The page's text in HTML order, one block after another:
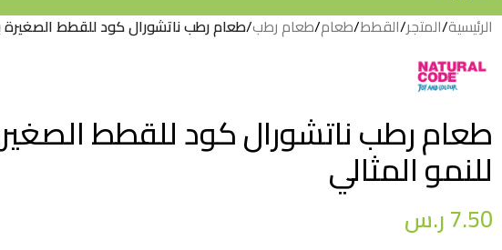
الرئيسية/المتجر/القطط/طعام/طعام رطب/طعام رطب ناتشورال كود للقطط الصغيرة بالتونة – 70 جرام |
للنمو المثالي
7.50ر.س